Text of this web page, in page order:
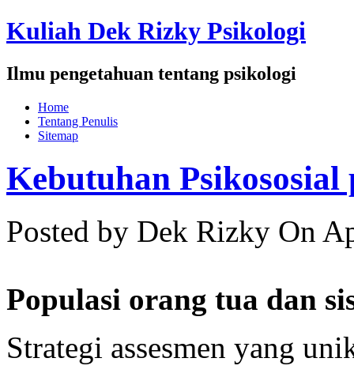
Kuliah Dek Rizky Psikologi
Ilmu pengetahuan tentang psikologi
Home
Tentang Penulis
Sitemap
Kebutuhan Psikososial
Posted by Dek Rizky On
Populasi orang tua dan
Strategi assesmen yang